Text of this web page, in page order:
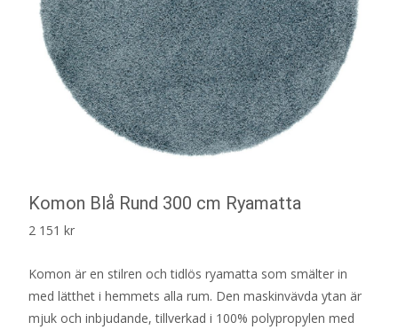
Komon Blå Rund 300 cm Ryamatta
2 151 kr
Komon är en stilren och tidlös ryamatta som smälter in
med lätthet i hemmets alla rum. Den maskinvävda ytan är
mjuk och inbjudande, tillverkad i 100% polypropylen med